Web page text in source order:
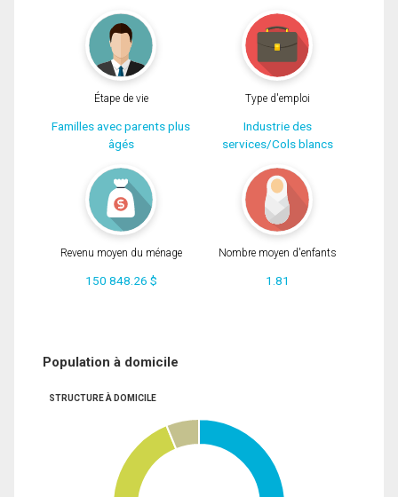
Étape de vie
Familles avec parents plus
âgés
Type d'emploi
Industrie des
services/Cols blancs
Revenu moyen du ménage
150 848.26 $
Nombre moyen d'enfants
1.81
Population à domicile
STRUCTURE À DOMICILE